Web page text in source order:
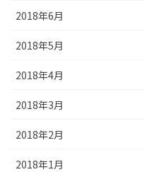
2018年6月
2018年5月
2018年4月
2018年3月
2018年2月
2018年1月